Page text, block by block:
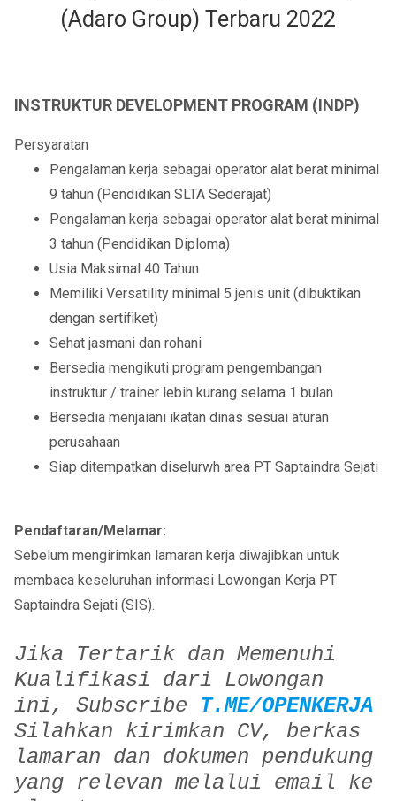
(Adaro Group) Terbaru 2022
INSTRUKTUR DEVELOPMENT PROGRAM (INDP)
Persyaratan
Pengalaman kerja sebagai operator alat berat minimal
9 tahun (Pendidikan SLTA Sederajat)
Pengalaman kerja sebagai operator alat berat minimal
3 tahun (Pendidikan Diploma)
Usia Maksimal 40 Tahun
Memiliki Versatility minimal 5 jenis unit (dibuktikan
dengan sertifiket)
Sehat jasmani dan rohani
Bersedia mengikuti program pengembangan
instruktur / trainer lebih kurang selama 1 bulan
Bersedia menjaiani ikatan dinas sesuai aturan
perusahaan
Siap ditempatkan diselurwh area PT Saptaindra Sejati
Pendaftaran/Melamar:
Sebelum mengirimkan lamaran kerja diwajibkan untuk
membaca keseluruhan informasi Lowongan Kerja PT
Saptaindra Sejati (SIS).
Jika Tertarik dan Memenuhi
Kualifikasi dari Lowongan
ini, Subscribe T.ME/OPENKERJA
Silahkan kirimkan CV, berkas
lamaran dan dokumen pendukung
yang relevan melalui email ke